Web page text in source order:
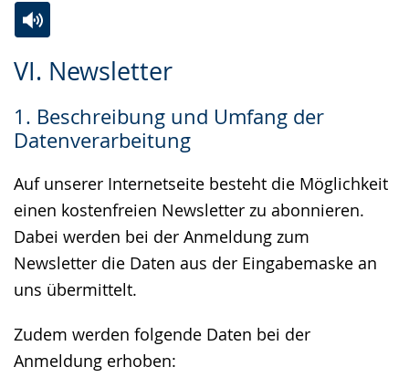
VI. Newsletter
1. Beschreibung und Umfang der
Datenverarbeitung
Auf unserer Internetseite besteht die Möglichkeit
einen kostenfreien Newsletter zu abonnieren.
Dabei werden bei der Anmeldung zum
Newsletter die Daten aus der Eingabemaske an
uns übermittelt.
Zudem werden folgende Daten bei der
Anmeldung erhoben:
Leichten
wechseln.
Audio-
Video
Deutscher
wird
angezeigt.